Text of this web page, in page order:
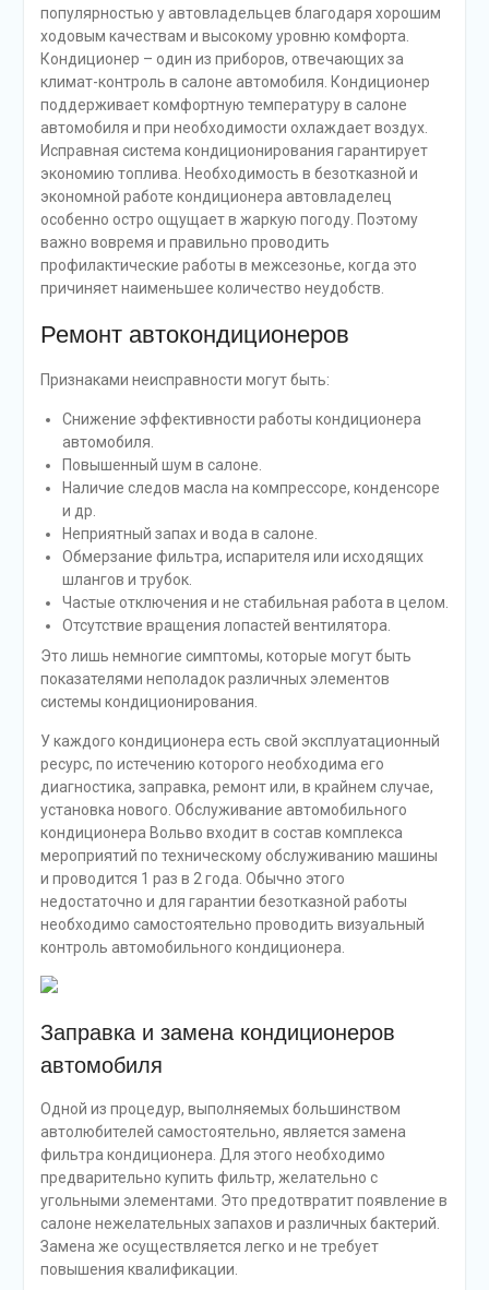
популярностью у автовладельцев благодаря хорошим
ходовым качествам и высокому уровню комфорта.
Кондиционер – один из приборов, отвечающих за
климат-контроль в салоне автомобиля. Кондиционер
поддерживает комфортную температуру в салоне
автомобиля и при необходимости охлаждает воздух.
Исправная система кондиционирования гарантирует
экономию топлива. Необходимость в безотказной и
экономной работе кондиционера автовладелец
особенно остро ощущает в жаркую погоду. Поэтому
важно вовремя и правильно проводить
профилактические работы в межсезонье, когда это
причиняет наименьшее количество неудобств.
Ремонт автокондиционеров
Признаками неисправности могут быть:
Снижение эффективности работы кондиционера
автомобиля.
Повышенный шум в салоне.
Наличие следов масла на компрессоре, конденсоре
и др.
Неприятный запах и вода в салоне.
Обмерзание фильтра, испарителя или исходящих
шлангов и трубок.
Частые отключения и не стабильная работа в целом.
Отсутствие вращения лопастей вентилятора.
Это лишь немногие симптомы, которые могут быть
показателями неполадок различных элементов
системы кондиционирования.
У каждого кондиционера есть свой эксплуатационный
ресурс, по истечению которого необходима его
диагностика, заправка, ремонт или, в крайнем случае,
установка нового. Обслуживание автомобильного
кондиционера Вольво входит в состав комплекса
мероприятий по техническому обслуживанию машины
и проводится 1 раз в 2 года. Обычно этого
недостаточно и для гарантии безотказной работы
необходимо самостоятельно проводить визуальный
контроль автомобильного кондиционера.
Заправка и замена кондиционеров
автомобиля
Одной из процедур, выполняемых большинством
автолюбителей самостоятельно, является замена
фильтра кондиционера. Для этого необходимо
предварительно купить фильтр, желательно с
угольными элементами. Это предотвратит появление в
салоне нежелательных запахов и различных бактерий.
Замена же осуществляется легко и не требует
повышения квалификации.